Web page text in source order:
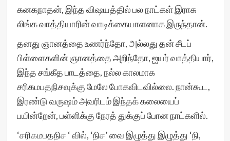
கனகநாதன், இந்த விஷயத்தில் பல நாட்கள் இராசு
லிங்க வாத்தியாரின் வாடிக்கையாளனாக இருந்தான்.
தனது ஞானத்தை உணர்ந்தோ, அல்லது தன் சீடப்
பிள்ளைகளின் ஞானத்தை அறிந்தோ, ஐயர் வாத்தியார்,
இந்த சங்கீத பாடத்தை, நல்ல காலமாக
சரிகமபதநிசவுக்கு மேலே போகவிடவில்லை. நான்கூட,
இரண்டு வருஷம் அவரிடம் இந்தக் கலையைப்
பயின்றேன், பள்ளிக்கு நேரத் துக்குப் போன நாட்களில்.
‘சரிகமபதநிச ‘ வில், ‘நிச’ வை இழுத்து இழுத்து ‘நி,